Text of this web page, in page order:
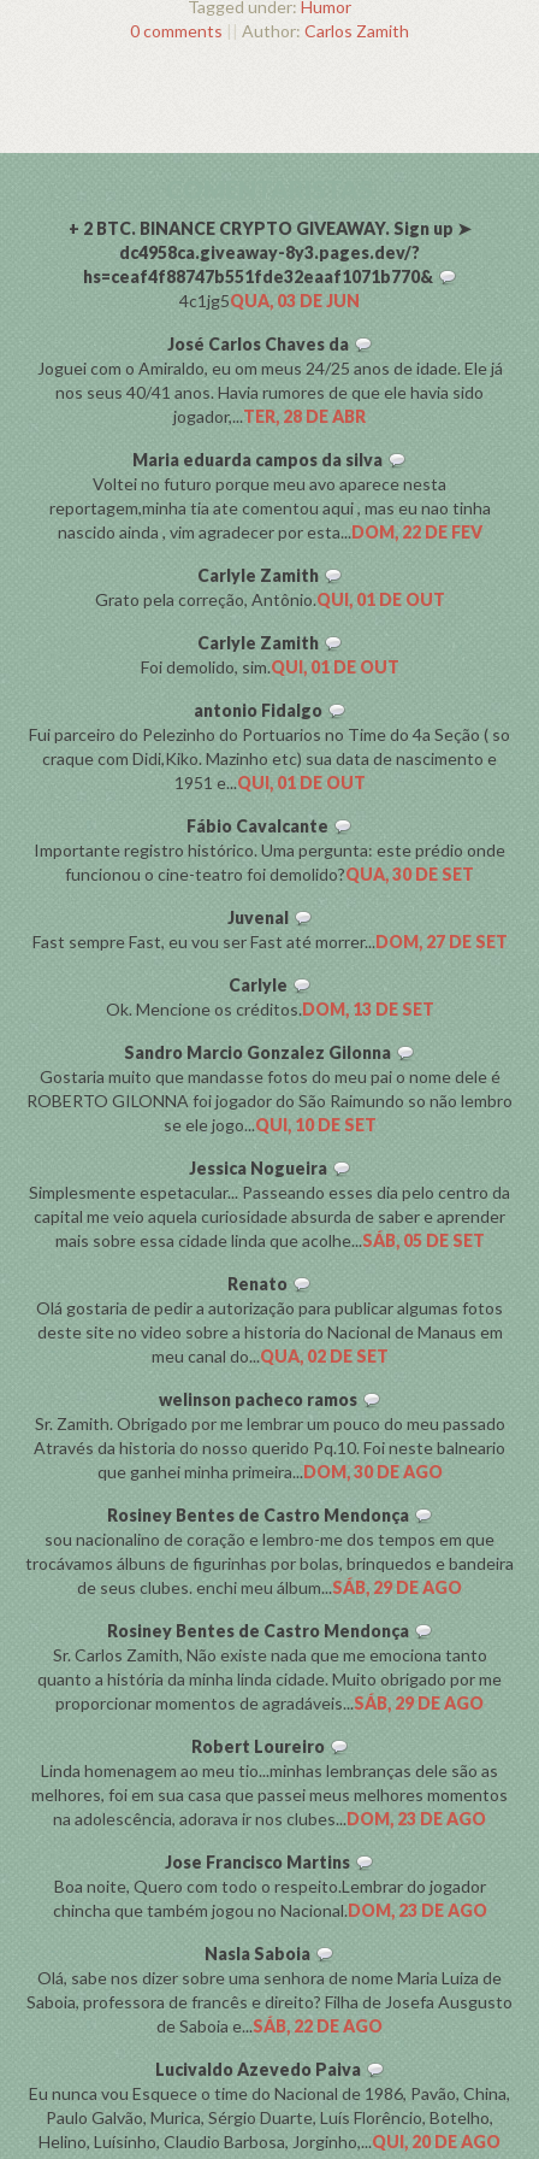
Tagged under: Humor
0 comments || Author: Carlos Zamith
+ 2 BTC. BINANCE CRYPTO GIVEAWAY. Sign up ➤
dc4958ca.giveaway-8y3.pages.dev/?
hs=ceaf4f88747b551fde32eaaf1071b770&
4c1jg5QUA, 03 DE JUN
José Carlos Chaves da
Joguei com o Amiraldo, eu om meus 24/25 anos de idade. Ele já
nos seus 40/41 anos. Havia rumores de que ele havia sido
jogador,...TER, 28 DE ABR
Maria eduarda campos da silva
Voltei no futuro porque meu avo aparece nesta
reportagem,minha tia ate comentou aqui , mas eu nao tinha
nascido ainda , vim agradecer por esta...DOM, 22 DE FEV
Carlyle Zamith
Grato pela correção, Antônio.QUI, 01 DE OUT
Carlyle Zamith
Foi demolido, sim.QUI, 01 DE OUT
antonio Fidalgo
Fui parceiro do Pelezinho do Portuarios no Time do 4a Seção ( so
craque com Didi,Kiko. Mazinho etc) sua data de nascimento e
1951 e...QUI, 01 DE OUT
Fábio Cavalcante
Importante registro histórico. Uma pergunta: este prédio onde
funcionou o cine-teatro foi demolido?QUA, 30 DE SET
Juvenal
Fast sempre Fast, eu vou ser Fast até morrer...DOM, 27 DE SET
Carlyle
Ok. Mencione os créditos.DOM, 13 DE SET
Sandro Marcio Gonzalez Gilonna
Gostaria muito que mandasse fotos do meu pai o nome dele é
ROBERTO GILONNA foi jogador do São Raimundo so não lembro
se ele jogo...QUI, 10 DE SET
Jessica Nogueira
Simplesmente espetacular... Passeando esses dia pelo centro da
capital me veio aquela curiosidade absurda de saber e aprender
mais sobre essa cidade linda que acolhe...SÁB, 05 DE SET
Renato
Olá gostaria de pedir a autorização para publicar algumas fotos
deste site no video sobre a historia do Nacional de Manaus em
meu canal do...QUA, 02 DE SET
welinson pacheco ramos
Sr. Zamith. Obrigado por me lembrar um pouco do meu passado
Através da historia do nosso querido Pq.10. Foi neste balneario
que ganhei minha primeira...DOM, 30 DE AGO
Rosiney Bentes de Castro Mendonça
sou nacionalino de coração e lembro-me dos tempos em que
trocávamos álbuns de figurinhas por bolas, brinquedos e bandeira
de seus clubes. enchi meu álbum...SÁB, 29 DE AGO
Rosiney Bentes de Castro Mendonça
Sr. Carlos Zamith, Não existe nada que me emociona tanto
quanto a história da minha linda cidade. Muito obrigado por me
proporcionar momentos de agradáveis...SÁB, 29 DE AGO
Robert Loureiro
Linda homenagem ao meu tio...minhas lembranças dele são as
melhores, foi em sua casa que passei meus melhores momentos
na adolescência, adorava ir nos clubes...DOM, 23 DE AGO
Jose Francisco Martins
Boa noite, Quero com todo o respeito.Lembrar do jogador
chincha que também jogou no Nacional.DOM, 23 DE AGO
Nasla Saboia
Olá, sabe nos dizer sobre uma senhora de nome Maria Luiza de
Saboia, professora de francês e direito? Filha de Josefa Ausgusto
de Saboia e...SÁB, 22 DE AGO
Lucivaldo Azevedo Paiva
Eu nunca vou Esquece o time do Nacional de 1986, Pavão, China,
Paulo Galvão, Murica, Sérgio Duarte, Luís Florêncio, Botelho,
Helino, Luísinho, Claudio Barbosa, Jorginho,...QUI, 20 DE AGO